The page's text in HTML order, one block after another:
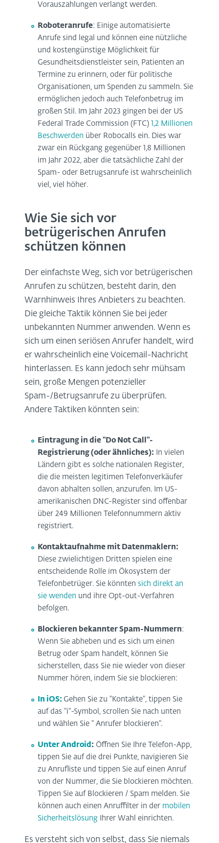
Vorauszahlungen verlangt werden.
Roboteranrufe: Einige automatisierte
Anrufe sind legal und können eine nützliche
und kostengünstige Möglichkeit für
Gesundheitsdienstleister sein, Patienten an
Termine zu erinnern, oder für politische
Organisationen, um Spenden zu sammeln. Sie
ermöglichen jedoch auch Telefonbetrug im
großen Stil. Im Jahr 2023 gingen bei der US
Federal Trade Commission (FTC)
1,2 Millionen
Beschwerden über Robocalls ein. Dies war
zwar ein Rückgang gegenüber 1,8 Millionen
im Jahr 2022, aber die tatsächliche Zahl der
Spam- oder Betrugsanrufe ist wahrscheinlich
viel, viel höher.
Wie Sie sich vor
betrügerischen Anrufen
schützen können
Der einfachste Weg, sich vor betrügerischen
Anrufen zu schützen, besteht darin, den
Warnhinweis Ihres Anbieters zu beachten.
Die gleiche Taktik können Sie bei jeder
unbekannten Nummer anwenden. Wenn es
sich um einen seriösen Anrufer handelt, wird
er wahrscheinlich eine Voicemail-Nachricht
hinterlassen. Es kann jedoch sehr mühsam
sein, große Mengen potenzieller
Spam-/Betrugsanrufe zu überprüfen.
Andere Taktiken könnten sein:
Eintragung in die "Do Not Call"-
Registrierung (oder ähnliches): In vielen
Ländern gibt es solche nationalen Register,
die die meisten legitimen Telefonverkäufer
davon abhalten sollen, anzurufen. Im US-
amerikanischen DNC-Register sind offenbar
über 249 Millionen Telefonnummern aktiv
registriert.
Kontaktaufnahme mit Datenmaklern:
Diese zwielichtigen Dritten spielen eine
entscheidende Rolle im Ökosystem der
Telefonbetrüger. Sie könntensich direkt an
sie wenden und ihre Opt-out-Verfahren
befolgen.
Blockieren bekannter Spam-Nummern:
Wenn Sie abheben und es sich um einen
Betrug oder Spam handelt, können Sie
sicherstellen, dass Sie nie wieder von dieser
Nummer hören, indem Sie sie blockieren:
In iOS: Gehen Sie zu "Kontakte", tippen Sie
auf das "i"-Symbol, scrollen Sie nach unten
und wählen Sie " Anrufer blockieren".
Unter Android : Öffnen Sie Ihre Telefon-App,
tippen Sie auf die drei Punkte, navigieren Sie
zu Anrufliste und tippen Sie auf einen Anruf
von der Nummer, die Sie blockieren möchten.
Tippen Sie auf Blockieren / Spam melden. Sie
können auch einen Anruffilter in der mobilen
Sicherheitslösung Ihrer Wahl einrichten.
Es versteht sich von selbst, dass Sie niemals